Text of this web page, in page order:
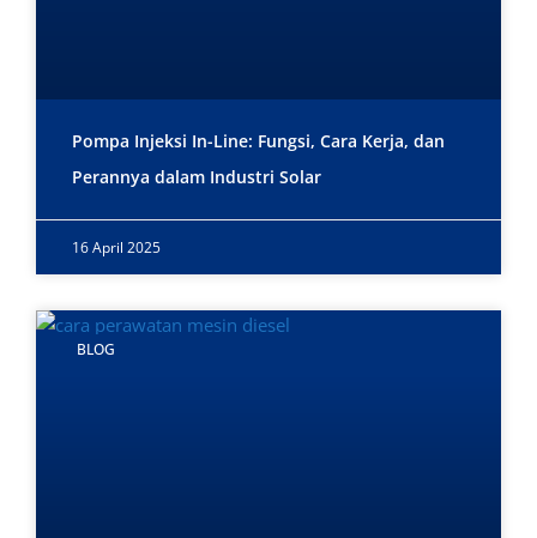
Pompa Injeksi In-Line: Fungsi, Cara Kerja, dan
Perannya dalam Industri Solar
16 April 2025
BLOG